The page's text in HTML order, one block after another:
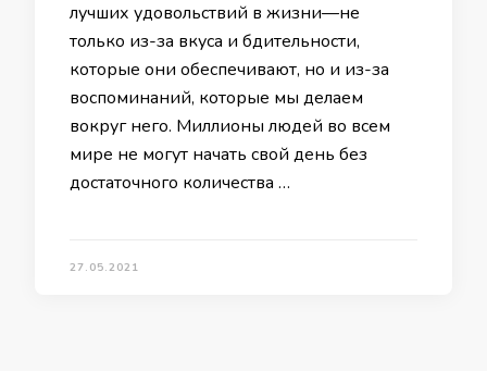
лучших удовольствий в жизни—не
только из-за вкуса и бдительности,
которые они обеспечивают, но и из-за
воспоминаний, которые мы делаем
вокруг него. Миллионы людей во всем
мире не могут начать свой день без
достаточного количества …
27.05.2021